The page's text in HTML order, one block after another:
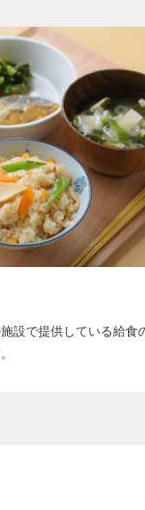
設で提供している給食